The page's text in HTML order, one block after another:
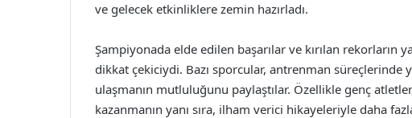
ve gelecek etkinliklere zemin hazırladı.
Şampiyonada elde edilen başarılar ve kırılan rekorların
dikkat çekiciydi. Bazı sporcular, antrenman süreçlerinde
ulaşmanın mutluluğunu paylaştılar. Özellikle genç
kazanmanın yanı sıra, ilham verici hikayeleriyle daha